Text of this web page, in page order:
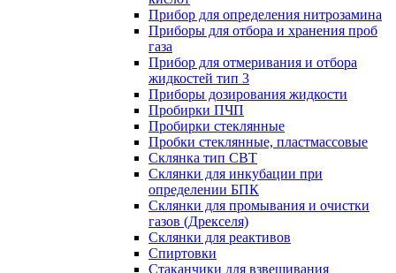
Прибор для определения нитрозамина
Приборы для отбора и хранения проб
газа
Прибор для отмеривания и отбора
жидкостей тип 3
Приборы дозирования жидкости
Пробирки ПЧП
Пробирки стеклянные
Пробки стеклянные, пластмассовые
Склянка тип СВТ
Склянки для инкубации при
определении БПК
Склянки для промывания и очистки
газов (Дрекселя)
Склянки для реактивов
Спиртовки
Стаканчики для взвешивания